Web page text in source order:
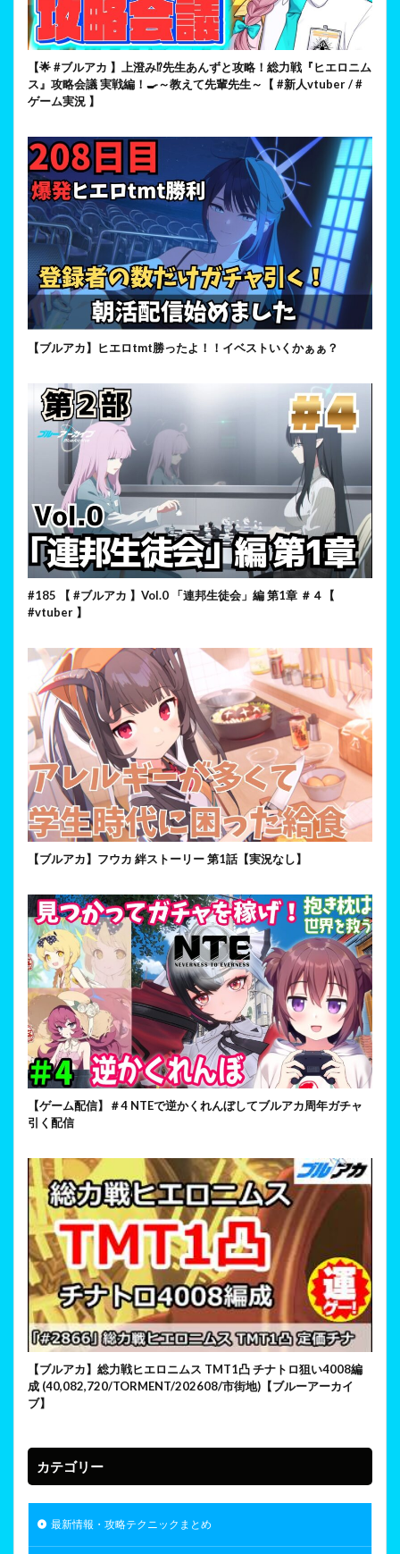
【🌟 #ブルアカ 】上澄み⁉先生あんずと攻略！総力戦『ヒエロニム
ス』攻略会議 実戦編！🍳～教えて先輩先生～【 #新人vtuber / #
ゲーム実況 】
【ブルアカ】ヒエロtmt勝ったよ！！イベストいくかぁぁ？
#185 【 #ブルアカ 】Vol.0 「連邦生徒会」編 第1章 ＃４【
#vtuber 】
【ブルアカ】フウカ 絆ストーリー 第1話【実況なし】
【ゲーム配信】＃4 NTEで逆かくれんぼしてブルアカ周年ガチャ
引く配信
【ブルアカ】総力戦ヒエロニムス TMT1凸 チナトロ狙い4008編
成 (40,082,720/TORMENT/202608/市街地)【ブルーアーカイ
ブ】
カテゴリー
最新情報・攻略テクニックまとめ